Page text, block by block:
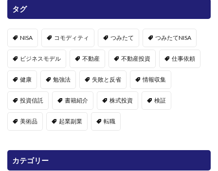
タグ
NISA コモディティ つみたて つみたてNISA
ビジネスモデル 不動産 不動産投資 仕事依頼
健康 勉強法 失敗と反省 情報収集
投資信託 書籍紹介 株式投資 検証
美術品 起業副業 転職
カテゴリー